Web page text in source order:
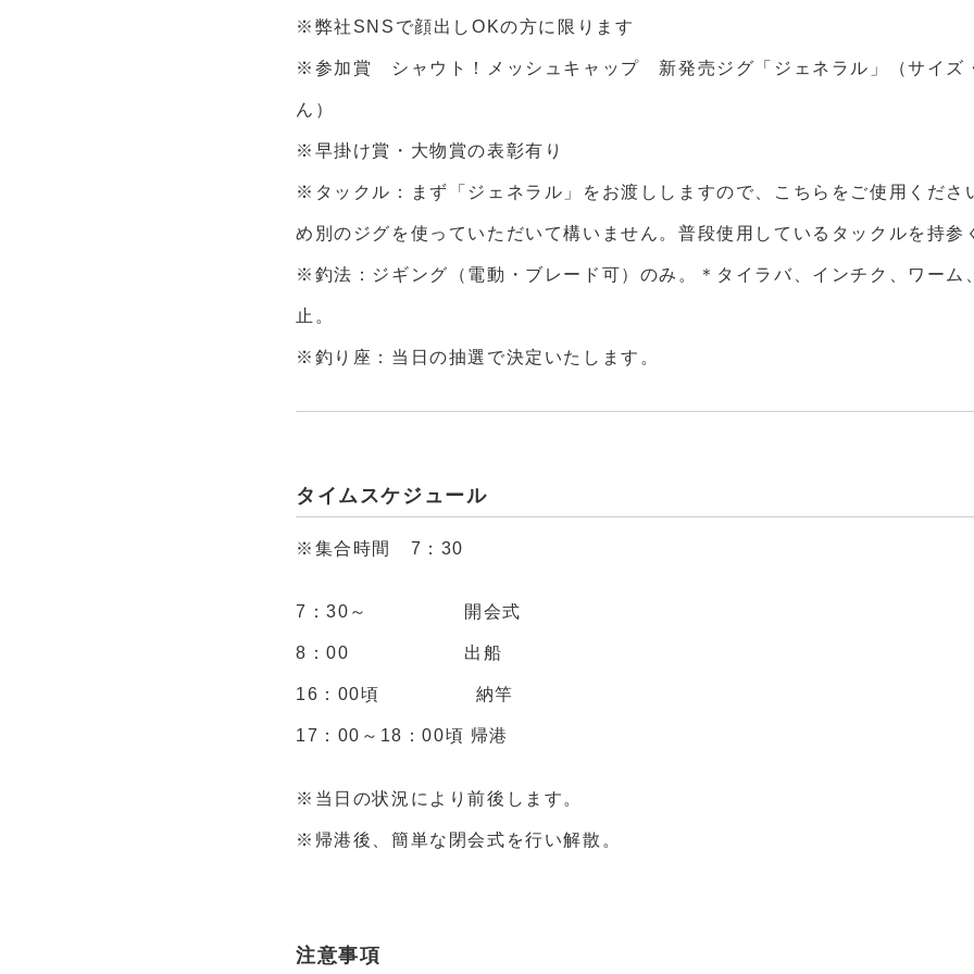
※弊社 SNS で顔出しOKの方に限ります
※参加賞 シャウト！メッシュキャップ 新発売ジグ「ジェネラル」（サイズ
ん）
※早掛け賞・大物賞の表彰有り
※タックル：まず「ジェネラル」をお渡ししますので、こちらをご使用くださ
め別のジグを使っていただいて構いません。普段使用しているタックルを持参
※釣法：ジギング（電動・ブレード可）のみ。＊タイラバ、インチク、ワーム
止。
※釣り座：当日の抽選で決定いたします。
タイムスケジュール
※集合時間 7：30
7：30～ 開会式
8：00 出船
16：00頃 納竿
17：00～18：00頃 帰港
※当日の状況により前後します。
※帰港後、簡単な閉会式を行い解散。
注意事項